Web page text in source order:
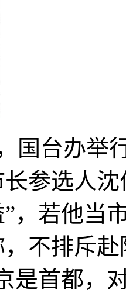
台办举行
参选人
，若他当
不排斥
是首都，